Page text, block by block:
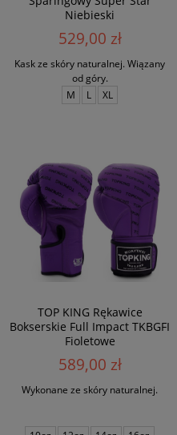
Niebieski
529,00 zł
Kask ze skóry naturalnej. Wiązany
od góry.
M
L XL
TOP KING Rękawice
Bokserskie Full Impact TKBGFI
Fioletowe
589,00 zł
Wykonane ze skóry naturalnej.